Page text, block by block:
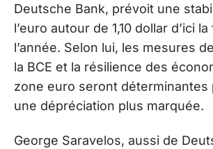
Deutsche Bank, prévoit une
l’euro autour de 1,10 dollar d’ici
l’année. Selon lui, les mesures
la BCE et la résilience des
zone euro seront déterminantes
une dépréciation plus marquée.
George Saravelos, aussi de